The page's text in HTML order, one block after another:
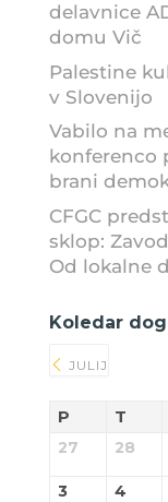
delavnice
domu Vič
Palestine
v Slovenijo
Vabilo na
konferenco
brani
CFGC
sklop:
Od lokalne
Koledar
JULIJ
P T
27 28
3 4